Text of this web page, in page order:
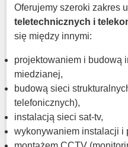
Oferujemy szeroki zakres
teletechnicznych i
się między innymi:
projektowaniem i budową
miedzianej,
budową sieci
telefonicznych),
instalacją sieci sat-tv,
wykonywaniem instalacji i